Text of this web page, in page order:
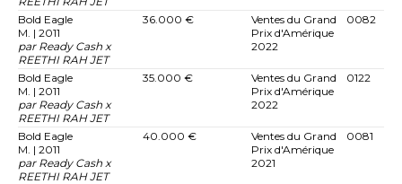
Bold Eagle
M. | 2011
par Ready Cash x
REETHI RAH JET
36.000 €
Ventes du Grand
Prix d'Amérique
2022
0082
Bold Eagle
M. | 2011
par Ready Cash x
REETHI RAH JET
35.000 €
Ventes du Grand
Prix d'Amérique
2022
0122
Bold Eagle
M. | 2011
par Ready Cash x
REETHI RAH JET
40.000 €
Ventes du Grand
Prix d'Amérique
2021
0081